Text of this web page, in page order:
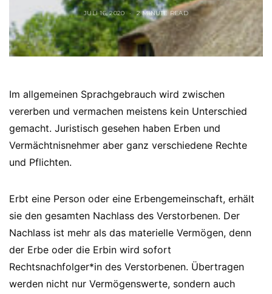
JULI 16, 2020 2 MINUTE READ
Im allgemeinen Sprachgebrauch wird zwischen
vererben und vermachen meistens kein Unterschied
gemacht. Juristisch gesehen haben Erben und
Vermächtnisnehmer aber ganz verschiedene Rechte
und Pflichten.
Erbt eine Person oder eine Erbengemeinschaft, erhält
sie den gesamten Nachlass des Verstorbenen. Der
Nachlass ist mehr als das materielle Vermögen, denn
der Erbe oder die Erbin wird sofort
Rechtsnachfolger*in des Verstorbenen. Übertragen
werden nicht nur Vermögenswerte, sondern auch